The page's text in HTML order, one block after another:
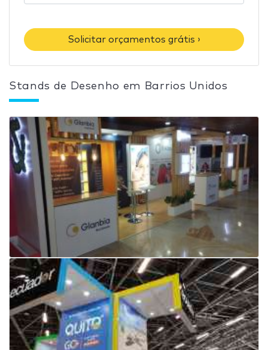
Solicitar orçamentos grátis ›
Stands de Desenho em Barrios Unidos